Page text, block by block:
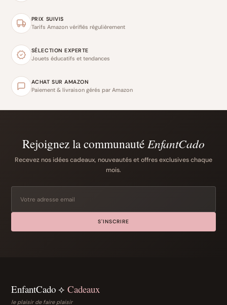
PRIX SUIVIS
Tarifs Amazon vérifiés régulièrement
SÉLECTION EXPERTE
Jouets éducatifs et tendances
ACHAT SUR AMAZON
Paiement & livraison gérés par Amazon
Rejoignez la communauté EnfantCado
Recevez nos idées cadeaux, nouveautés et offres exclusives chaque
mois.
S'INSCRIRE
EnfantCado ⟡ Cadeaux
le plaisir de faire plaisir